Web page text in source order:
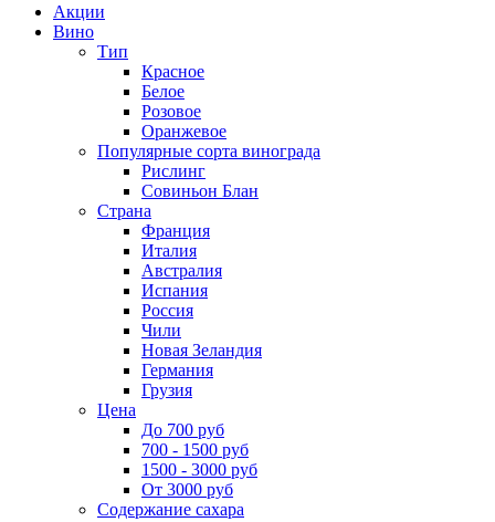
Акции
Вино
Тип
Красное
Белое
Розовое
Оранжевое
Популярные сорта винограда
Рислинг
Совиньон Блан
Страна
Франция
Италия
Австралия
Испания
Россия
Чили
Новая Зеландия
Германия
Грузия
Цена
До 700 руб
700 - 1500 руб
1500 - 3000 руб
От 3000 руб
Содержание сахара